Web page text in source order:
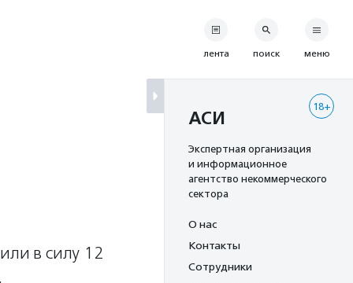
в силу 12
лента поиск меню
18+
АСИ
Экспертная организация
и информационное
агентство некоммерческого
сектора
О нас
Контакты
Сотрудники